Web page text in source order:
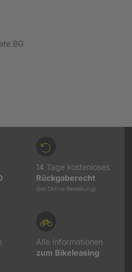
BG
14 Tage kostenloses
Rückgaberecht
(bei Online-Bestellung)
Alle Informationen
zum Bikeleasing